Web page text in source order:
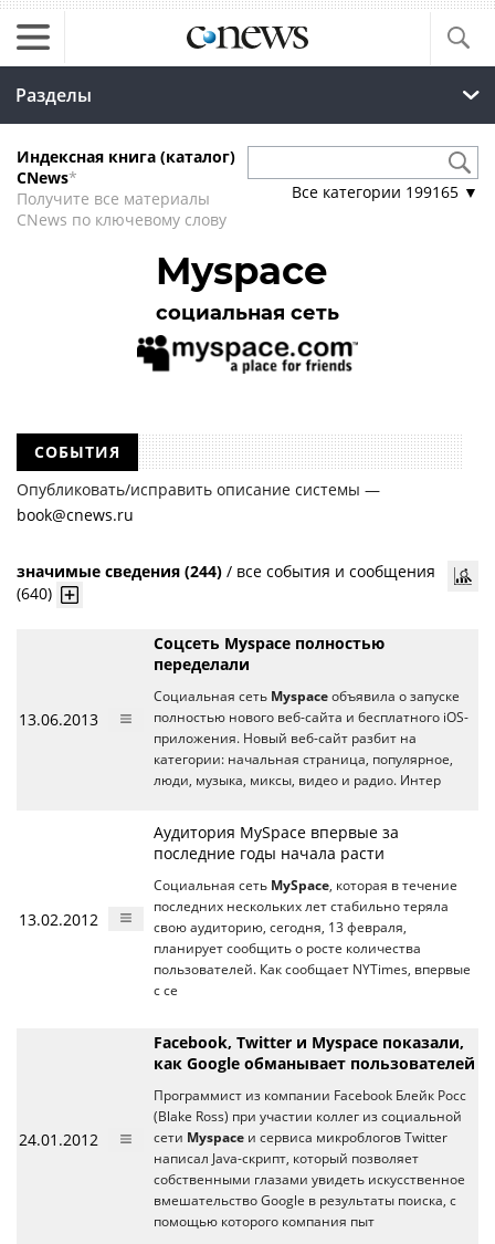
Разделы
Индексная книга (каталог)
CNews*
Получите все материалы
CNews по ключевому слову
Все категории 199165 ▼
Myspace
социальная сеть
СОБЫТИЯ
Опубликовать/исправить описание системы —
book@cnews.ru
значимые сведения (244) / все события и сообщения
(640)
13.06.2013
Соцсеть Myspace полностью
переделали
Социальная сеть Myspace объявила о запуске
полностью нового веб-сайта и бесплатного iOS-
приложения. Новый веб-сайт разбит на
категории: начальная страница, популярное,
люди, музыка, миксы, видео и радио. Интер
13.02.2012
Аудитория MySpace впервые за
последние годы начала расти
Социальная сеть MySpace, которая в течение
последних нескольких лет стабильно теряла
свою аудиторию, сегодня, 13 февраля,
планирует сообщить о росте количества
пользователей. Как сообщает NYTimes, впервые
с се
24.01.2012
Facebook, Twitter и Myspace показали,
как Google обманывает пользователей
Программист из компании Facebook Блейк Росс
(Blake Ross) при участии коллег из социальной
сети Myspace и сервиса микроблогов Twitter
написал Java-скрипт, который позволяет
собственными глазами увидеть искусственное
вмешательство Google в результаты поиска, с
помощью которого компания пыт